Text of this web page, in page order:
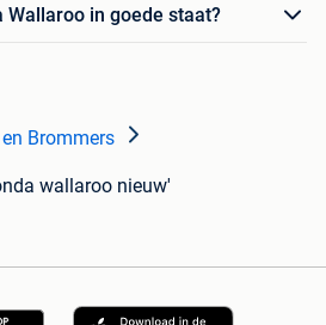
Wallaroo in goede staat?
Brommers
wallaroo nieuw'